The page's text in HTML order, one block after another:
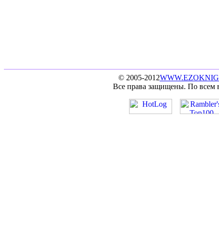
© 2005-2012
Все права защищены. По всем